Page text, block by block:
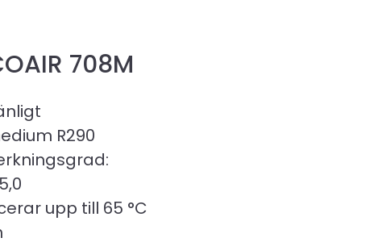
708M
R290
upp till 65 °C